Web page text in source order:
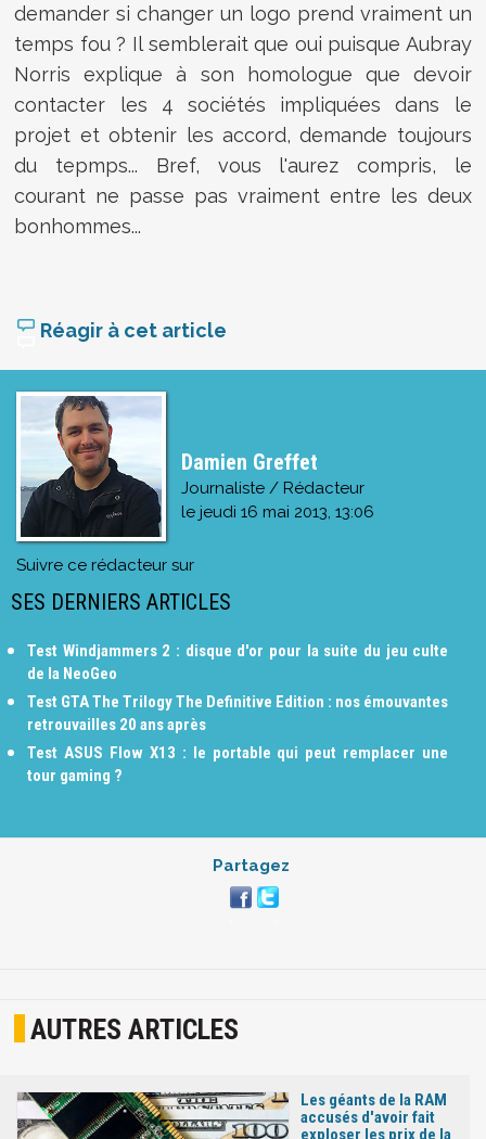
demander si changer un logo prend vraiment un
temps fou ? Il semblerait que oui puisque Aubray
Norris explique à son homologue que devoir
contacter les 4 sociétés impliquées dans le
projet et obtenir les accord, demande toujours
du tepmps... Bref, vous l'aurez compris, le
courant ne passe pas vraiment entre les deux
bonhommes...
Réagir à cet article
Damien Greffet
Journaliste / Rédacteur
le jeudi 16 mai 2013, 13:06
Suivre ce rédacteur sur
SES DERNIERS ARTICLES
Test Windjammers 2 : disque d'or pour la suite du jeu culte
de la NeoGeo
Test GTA The Trilogy The Definitive Edition : nos émouvantes
retrouvailles 20 ans après
Test ASUS Flow X13 : le portable qui peut remplacer une
tour gaming ?
Partagez
AUTRES ARTICLES
Les géants de la RAM
accusés d'avoir fait
exploser les prix de la